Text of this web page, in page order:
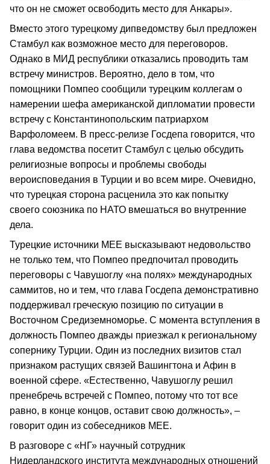
что он не сможет освободить место для Анкары».
Вместо этого турецкому дипведомству был предложен
Стамбул как возможное место для переговоров.
Однако в МИД республики отказались проводить там
встречу министров. Вероятно, дело в том, что
помощники Помпео сообщили турецким коллегам о
намерении шефа американской дипломатии провести
встречу с Константинопольским патриархом
Варфоломеем. В пресс-релизе Госдепа говорится, что
глава ведомства посетит Стамбул с целью обсудить
религиозные вопросы и проблемы свободы
вероисповедания в Турции и во всем мире. Очевидно,
что турецкая сторона расценила это как попытку
своего союзника по НАТО вмешаться во внутренние
дела.
Турецкие источники MEE высказывают недовольство
не только тем, что Помпео предпочитал проводить
переговоры с Чавушоглу «на полях» международных
саммитов, но и тем, что глава Госдепа демонстративно
поддерживал греческую позицию по ситуации в
Восточном Средиземноморье. С момента вступления в
должность Помпео дважды приезжал к региональному
сопернику Турции. Один из последних визитов стал
признаком растущих связей Вашингтона и Афин в
военной сфере. «Естественно, Чавушоглу решил
пренебречь встречей с Помпео, потому что тот все
равно, в конце концов, оставит свою должность», –
говорит один из собеседников MEE.
В разговоре с «НГ» научный сотрудник
Нидерландского института международных отношений